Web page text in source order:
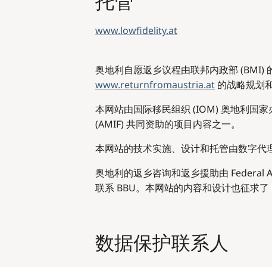
www.lowfidelity.at
奥地利自愿返乡议程由联邦内政部
www.returnfromaustria.at 的战略规划
本网站由国际移民组织 (IOM) 奥地利国
(AMIF) 共同资助的项目内容之一。
本网站的技术实施、设计和托管由数字
奥地利的返乡咨询和返乡援助由
联系 BBU。本网站的内容和设计也征求了
数据保护联系人